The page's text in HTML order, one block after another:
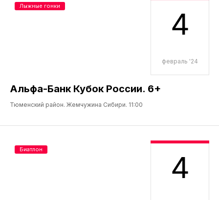
4
февраль '24
Альфа-Банк Кубок России. 6+
Тюменский район. Жемчужина Сибири. 11:00
Лыжные гонки
4
Биатлон